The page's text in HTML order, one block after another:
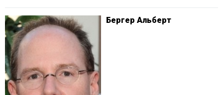
Бергер Альберт